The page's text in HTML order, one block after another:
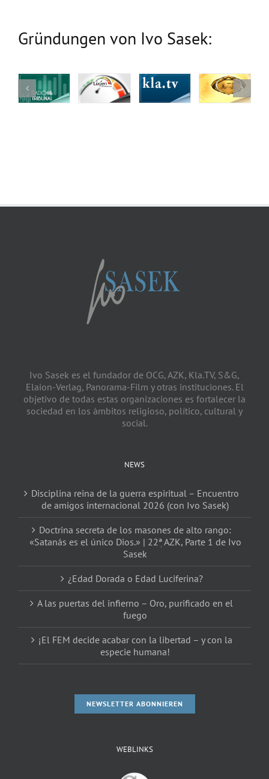
Gründungen von Ivo Sasek:
Ivo Sasek es el fundador de OCG, AZK, Kla.TV, S&G,
Elaion-Verlag, Panorama-Film y otras instituciones. El
objetivo de todas estas organizaciones es fortalecer la
sociedad en los ámbitos religioso, político, cultural y
social.
NEWS
Disciplina reina de la guerra espiritual – Encuentro
de amigos internacional 2026 (con Ivo Sasek)
Doctrina secreta de los masones de alto rango:
«Satanás es el único Dios.» | 22ٖª AZK, Parte 1 de Ivo
Sasek
¿Edad Dorada o Edad Luciferina?
A las puertas del infierno – Oro, purificado en el
fuego
¡El FEM decide acabar con la libertad – y con la
especie humana!
NEWSLETTER ABONNIEREN
WEBLINKS